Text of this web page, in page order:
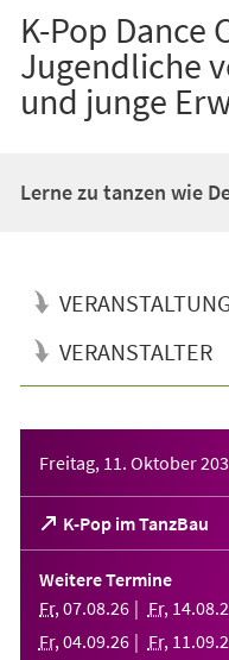
K-Pop Dance
Jugendliche
und junge
Lerne zu tanzen wie
VERANSTALTER
Freitag, 11. Oktober
K-Pop im TanzBau
(Öffnet
in
einem
neuen
Tab)
Weitere Termine
Fr, 07.08.26 Fr, 14.08.
Fr, 04.09.26 Fr, 11 .09.